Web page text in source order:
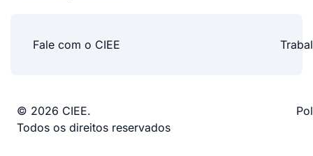
Fale com o CIEE
© 2026 CIEE.
Todos os direitos reservados